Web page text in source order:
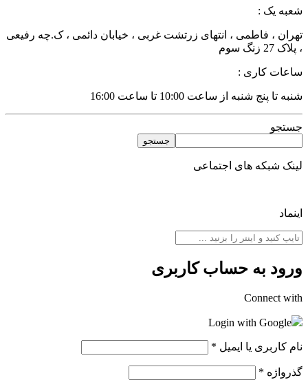
شعبه یک :
تهران ، فاطمی ، انتهای زرتشت غربی ، خیابان دائمی ، ک.چه رفیعی
، پلاک 27 زنگ سوم
ساعات کاری :
شنبه تا پنج شنبه از ساعت 10:00 تا ساعت 16:00
جستجو
جستجو
لینک شبکه های اجتماعی
اینماد
ورود به حساب کاربری
Connect with
Login with Google
نام کاربری یا ایمیل *
گذرواژه *